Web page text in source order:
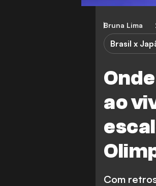
Bruna Lima
ao
Brasil x
Com